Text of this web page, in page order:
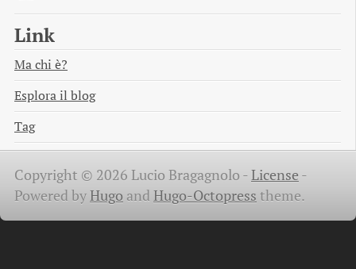
Link
Ma chi è?
Esplora il blog
Tag
Copyright © 2026 Lucio Bragagnolo -License -
Powered byHugo and Hugo-Octopress theme.